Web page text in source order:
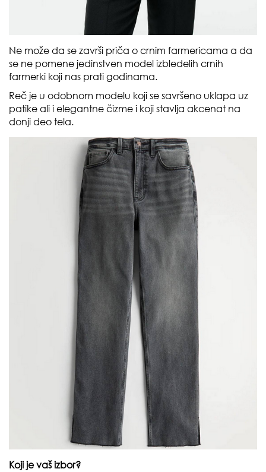
Ne može da se završi priča o crnim farmericama a da
se ne pomene jedinstven model izbledelih crnih
farmerki koji nas prati godinama.
Reč je u odobnom modelu koji se savršeno uklapa uz
patike ali i elegantne čizme i koji stavlja akcenat na
donji deo tela.
Koji je vaš izbor?